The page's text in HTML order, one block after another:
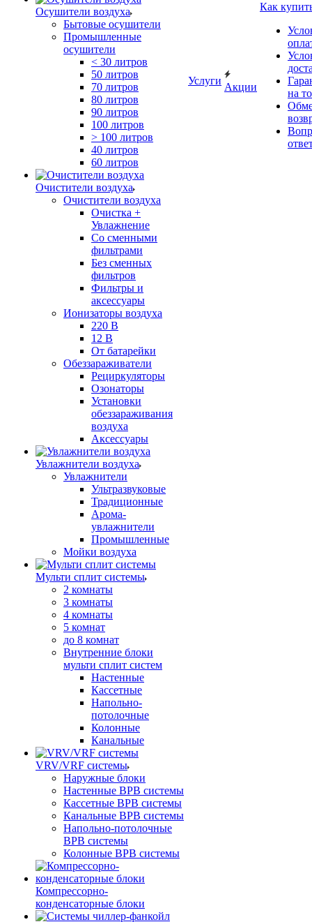
Осушители воздуха
Бытовые осушители
Промышленные
осушители
< 30 литров
50 литров
70 литров
80 литров
90 литров
100 литров
> 100 литров
40 литров
60 литров
Очистители воздуха
Очистители воздуха
Очистка +
Увлажнение
Cо сменными
фильтрами
Без сменных
фильтров
Фильтры и
аксессуары
Ионизаторы воздуха
220 В
12 В
От батарейки
Обеззараживатели
Рециркуляторы
Озонаторы
Установки
обеззараживания
воздуха
Аксессуары
Увлажнители воздуха
Увлажнители
Ультразвуковые
Традиционные
Арома-
увлажнители
Промышленные
Мойки воздуха
Мульти сплит системы
2 комнаты
3 комнаты
4 комнаты
5 комнат
до 8 комнат
Внутренние блоки
мульти сплит систем
Настенные
Кассетные
Напольно-
потолочные
Колонные
Канальные
VRV/VRF системы
Наружные блоки
Настенные ВРВ системы
Кассетные ВРВ системы
Канальные ВРВ системы
Напольно-потолочные
ВРВ системы
Колонные ВРВ системы
Компрессорно-
конденсаторные блоки
Услуги
Акции
Как
на